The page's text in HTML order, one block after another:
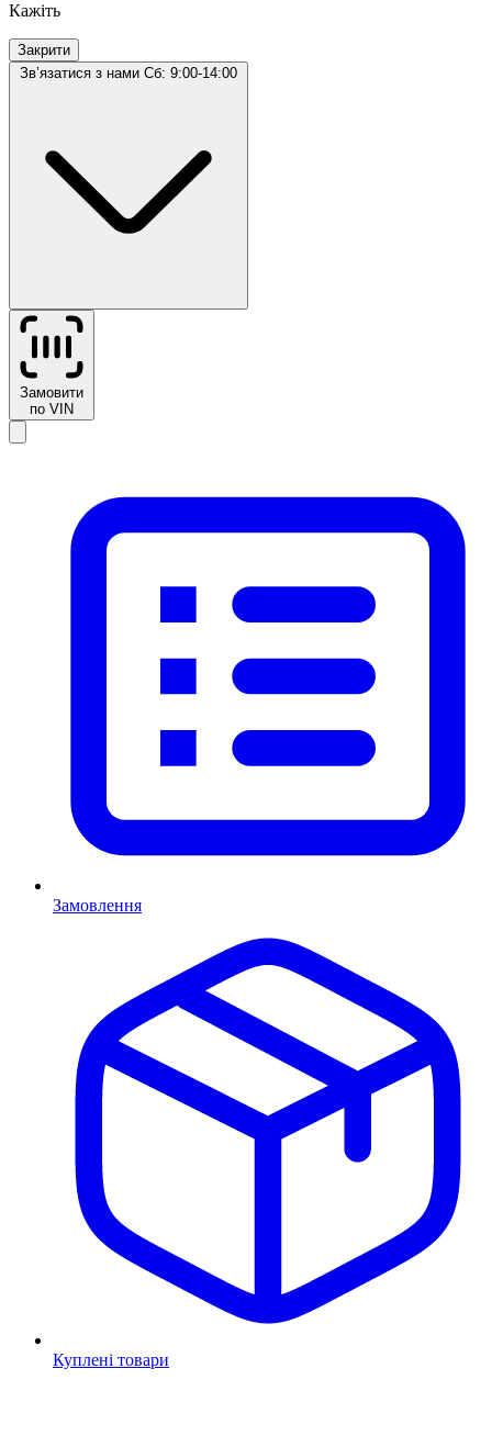
Кажіть
Закрити
Звʼязатися з нами Сб: 9:00-14:00
Замовити
по VIN
Замовлення
Куплені товари